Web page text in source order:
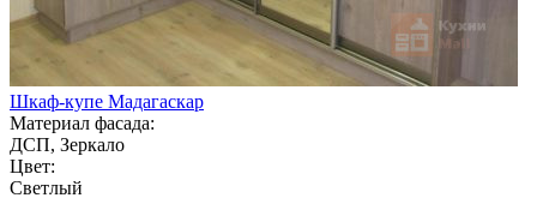
Шкаф-купе Мадагаскар
Материал фасада:
ДСП, Зеркало
Цвет:
Светлый